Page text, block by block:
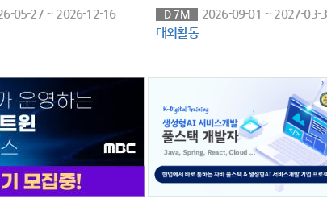
05-27 ~ 2026-12-16
D-7M
2026-09-01 ~ 2027-03-
대외활동